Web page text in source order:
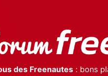
des Freenautes: bons